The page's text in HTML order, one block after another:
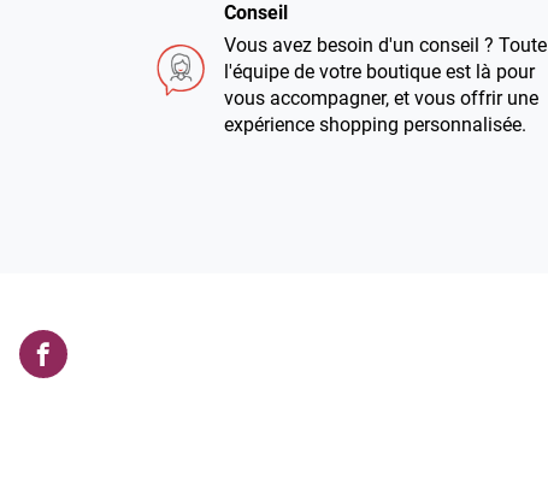
Conseil
Vous avez besoin d'un conseil ? Toute
l'équipe de votre boutique est là pour
vous accompagner, et vous offrir une
expérience shopping personnalisée.
Damart